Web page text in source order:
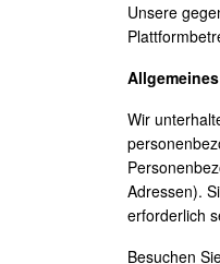
Unsere
Allgemeines
Wir
Adressen).
erforderlich
Besuchen